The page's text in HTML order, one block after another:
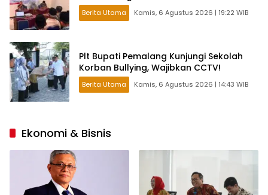
Berita Utama Kamis, 6 Agustus 2026 | 19:22 WIB
Plt Bupati Pemalang Kunjungi Sekolah
Korban Bullying, Wajibkan CCTV!
Berita Utama Kamis, 6 Agustus 2026 | 14:43 WIB
Ekonomi & Bisnis